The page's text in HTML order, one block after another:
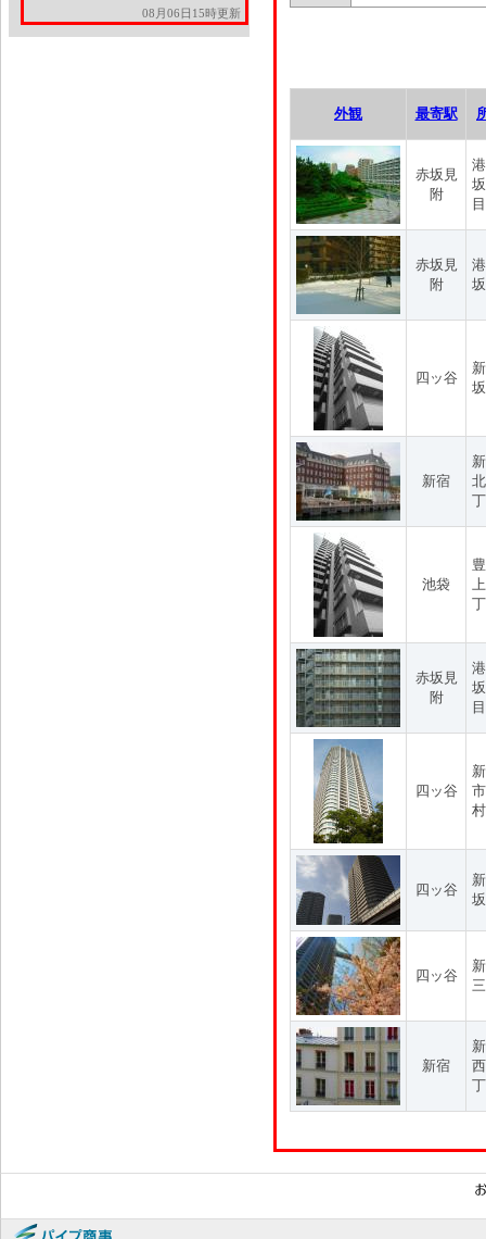
08月06日15時更新
外観 最寄駅
赤坂見
附
目
赤坂見
附
四ッ谷
新宿
池袋
赤坂見
附
目
四ッ谷
四ッ谷
四ッ谷
新宿